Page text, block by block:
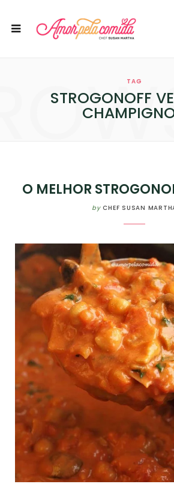
TAG
STROGONOFF
O MELHOR
by CHEF SUSAN